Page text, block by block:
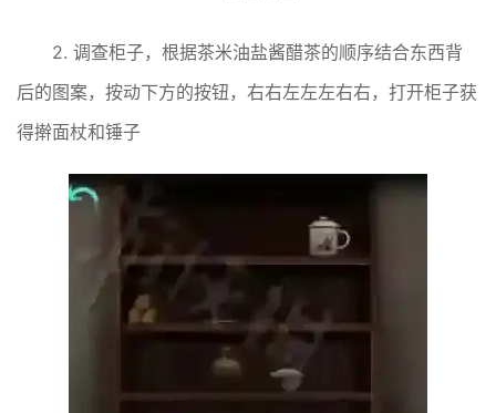
2. 调查柜子，根据茶米油盐酱醋茶的顺序结合东西背
后的图案，按动下方的按钮，右右左左左右右，打开柜子获
得擀面杖和锤子